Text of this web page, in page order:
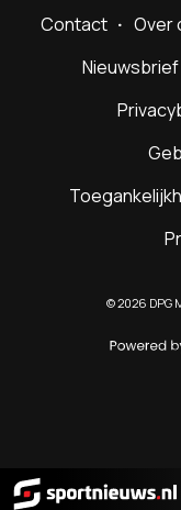
Contact Over
Nieuwsbrief
©2026 DPG